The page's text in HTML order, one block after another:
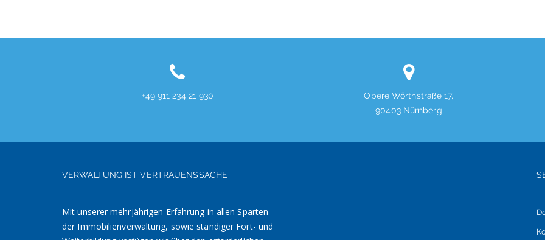
+49 911 234 21 930
Obere Wörthstraße 17,
90403 Nürnberg
VERWALTUNG IST VERTRAUENSSACHE
Mit unserer mehrjährigen Erfahrung in allen Sparten
der Immobilienverwaltung, sowie ständiger Fort- und